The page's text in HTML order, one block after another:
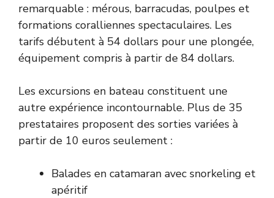
remarquable : mérous, barracudas, poulpes et
formations coralliennes spectaculaires. Les
tarifs débutent à 54 dollars pour une plongée,
équipement compris à partir de 84 dollars.
Les excursions en bateau constituent une
autre expérience incontournable. Plus de 35
prestataires proposent des sorties variées à
partir de 10 euros seulement :
Balades en catamaran avec snorkeling et
apéritif